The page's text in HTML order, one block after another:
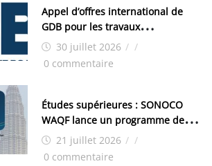
Appel d’offres international de
GDB pour les travaux
d’aménagement de la zone
industrielle de FANDJE (PAZIF)
30 juillet 2026 / /
0 commentaire
Études supérieures : SONOCO
WAQF lance un programme de
bourses pour la Malaisie
21 juillet 2026 / /
0 commentaire